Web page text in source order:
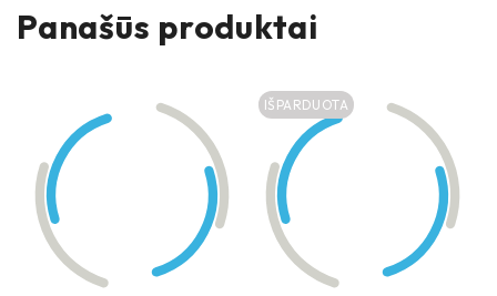
Panašūs produktai
IŠPARDUOTA